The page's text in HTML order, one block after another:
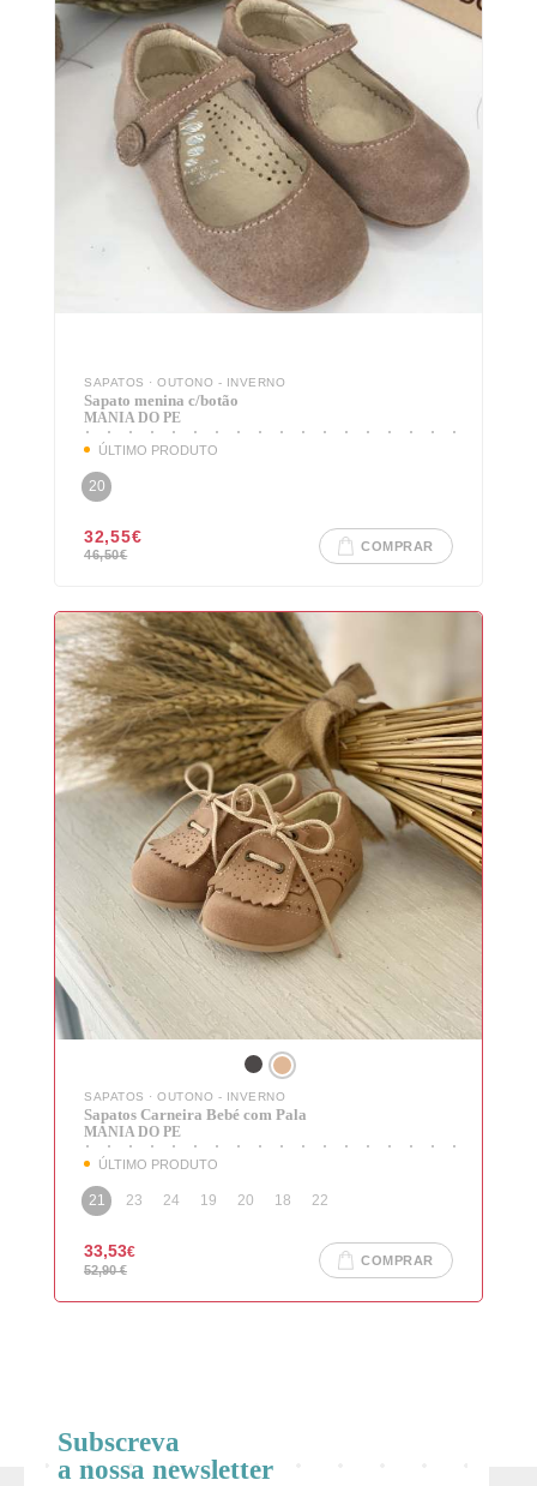
Login
LOGIN COM O FACEBOOK
OU
Recuperar Password
CRIAR NOVO CLIENTE
SAPATOS · OUTONO - INVERNO
Sapato menina c/botão
MANIA DO PE
ÚLTIMO PRODUTO
20
32,55€
46,50€
COMPRAR
SAPATOS · OUTONO - INVERNO
Sapatos Carneira Bebé com Pala
MANIA DO PE
ÚLTIMO PRODUTO
21 23 24 19 20 18 22
33,53€
52,90€
COMPRAR
Subscreva
a nossa newsletter